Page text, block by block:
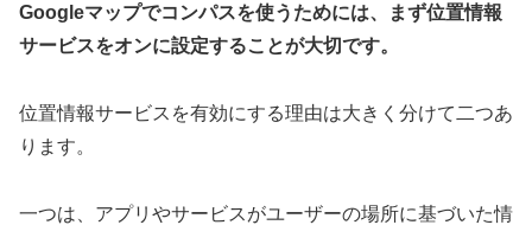
Googleマップでコンパスを使うためには、まず位置情報
サービスをオンに設定することが大切です。
位置情報サービスを有効にする理由は大きく分けて二つあ
ります。
一つは、アプリやサービスがユーザーの場所に基づいた情